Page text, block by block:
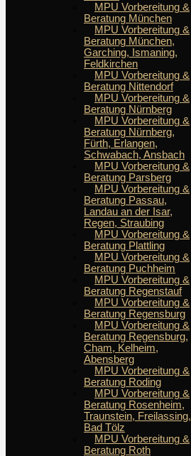
MPU Vorbereitung &
Beratung München
MPU Vorbereitung &
Beratung München,
Garching, Ismaning,
Feldkirchen
MPU Vorbereitung &
Beratung Nittendorf
MPU Vorbereitung &
Beratung Nürnberg
MPU Vorbereitung &
Beratung Nürnberg,
Fürth, Erlangen,
Schwabach, Ansbach
MPU Vorbereitung &
Beratung Parsberg
MPU Vorbereitung &
Beratung Passau,
Landau an der Isar,
Regen, Straubing
MPU Vorbereitung &
Beratung Plattling
MPU Vorbereitung &
Beratung Puchheim
MPU Vorbereitung &
Beratung Regenstauf
MPU Vorbereitung &
Beratung Regensburg
MPU Vorbereitung &
Beratung Regensburg,
Cham, Kelheim,
Abensberg
MPU Vorbereitung &
Beratung Roding
MPU Vorbereitung &
Beratung Rosenheim,
Traunstein, Freilassing,
Bad Tölz
MPU Vorbereitung &
Beratung Roth